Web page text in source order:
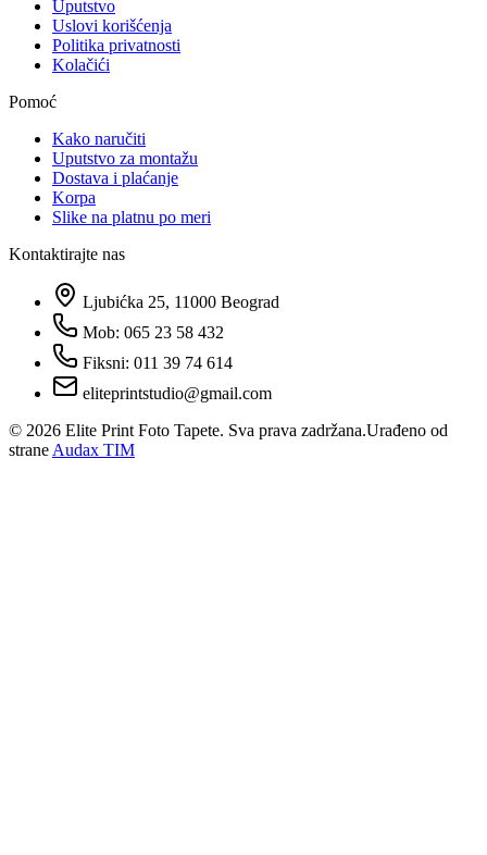
Uputstvo
Uslovi korišćenja
Politika privatnosti
Kolačići
Pomoć
Kako naručiti
Uputstvo za montažu
Dostava i plaćanje
Korpa
Slike na platnu po meri
Kontaktirajte nas
Ljubićka 25, 11000 Beograd
Mob: 065 23 58 432
Fiksni: 011 39 74 614
eliteprintstudio@gmail.com
© 2026 Elite Print Foto Tapete. Sva prava zadržana.Urađeno od
strane Audax TIM